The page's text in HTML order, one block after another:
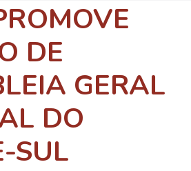
DE
GERAL
DO
SUL